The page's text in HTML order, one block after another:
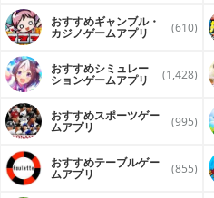
おすすめギャンブル・
カジノゲームアプリ (610)
おすすめシミュレー
ションゲームアプリ (1,428)
おすすめスポーツゲー
ムアプリ (995)
おすすめテーブルゲー
ムアプリ (855)